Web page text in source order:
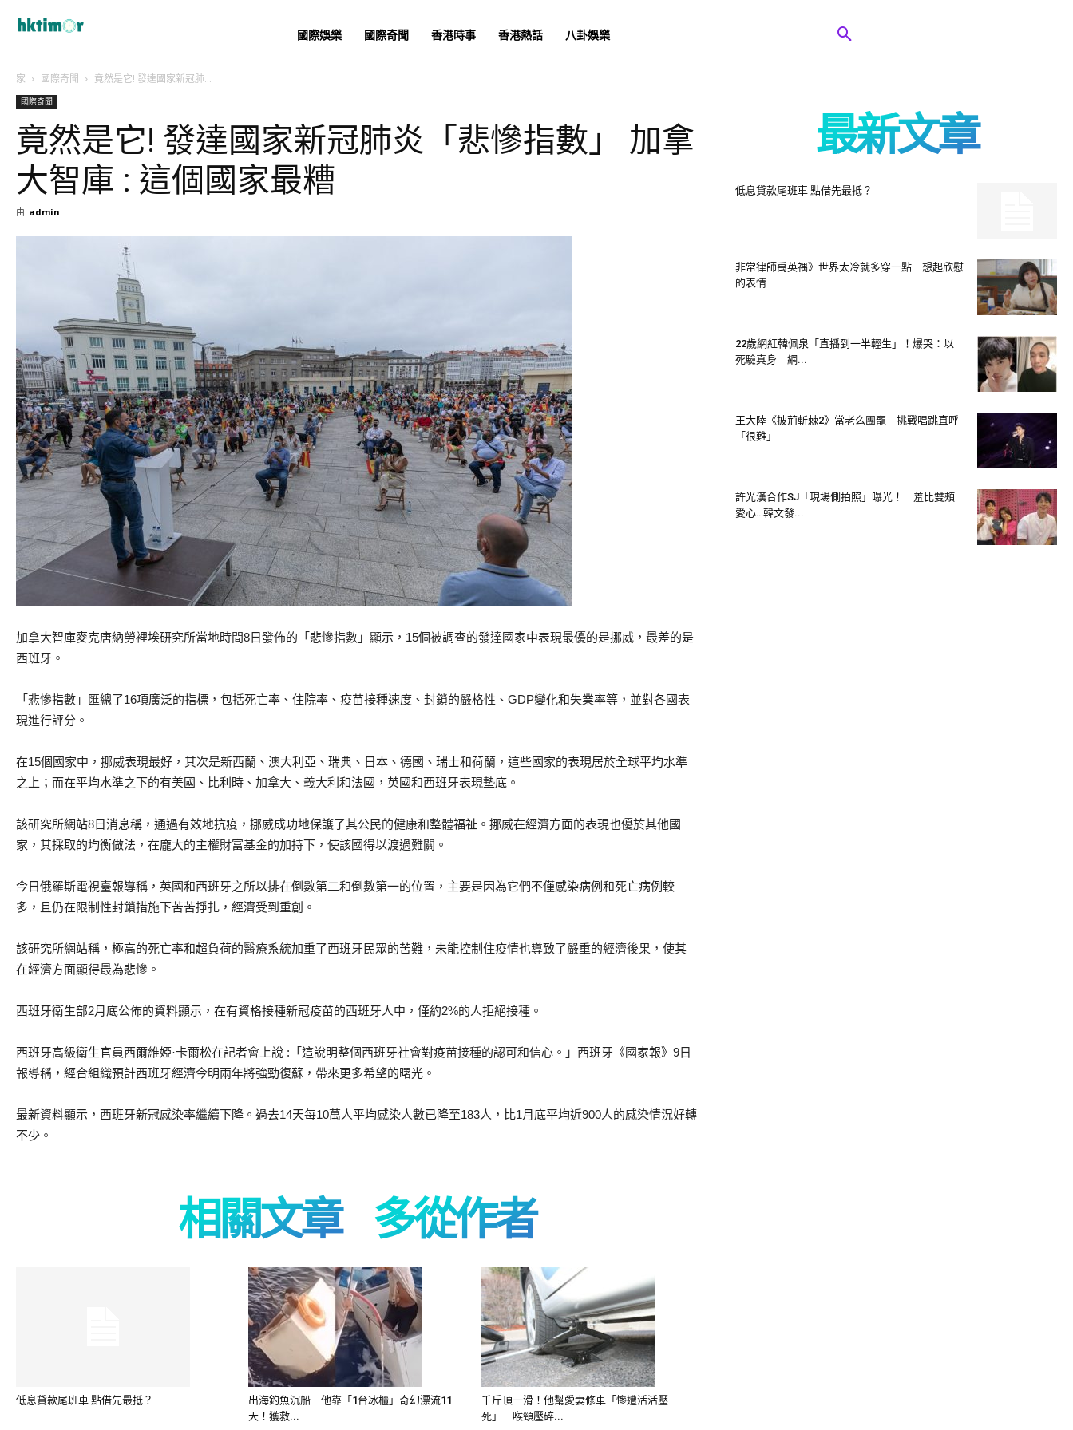
國際娛樂 國際奇聞 香港時事 香港熱話 八卦娛樂
家 國際奇聞 竟然是它! 發達國家新冠肺...
國際奇聞
竟然是它! 發達國家新冠肺炎「悲慘指數」 加拿
大智庫 : 這個國家最糟
由 admin
加拿大智庫麥克唐納勞裡埃研究所當地時間8日發佈的「悲慘指數」顯示，15個被調查的發達國家中表現最優的是挪威，最差的是
西班牙。
「悲慘指數」匯總了16項廣泛的指標，包括死亡率、住院率、疫苗接種速度、封鎖的嚴格性、GDP變化和失業率等，並對各國表
現進行評分。
在15個國家中，挪威表現最好，其次是新西蘭、澳大利亞、瑞典、日本、德國、瑞士和荷蘭，這些國家的表現居於全球平均水準
之上；而在平均水準之下的有美國、比利時、加拿大、義大利和法國，英國和西班牙表現墊底。
該研究所網站8日消息稱，通過有效地抗疫，挪威成功地保護了其公民的健康和整體福祉。挪威在經濟方面的表現也優於其他國
家，其採取的均衡做法，在龐大的主權財富基金的加持下，使該國得以渡過難關。
今日俄羅斯電視臺報導稱，英國和西班牙之所以排在倒數第二和倒數第一的位置，主要是因為它們不僅感染病例和死亡病例較
多，且仍在限制性封鎖措施下苦苦掙扎，經濟受到重創。
該研究所網站稱，極高的死亡率和超負荷的醫療系統加重了西班牙民眾的苦難，未能控制住疫情也導致了嚴重的經濟後果，使其
在經濟方面顯得最為悲慘。
西班牙衛生部2月底公佈的資料顯示，在有資格接種新冠疫苗的西班牙人中，僅約2%的人拒絕接種。
西班牙高級衛生官員西爾維婭·卡爾松在記者會上說 :「這說明整個西班牙社會對疫苗接種的認可和信心。」西班牙《國家報》9日
報導稱，經合組織預計西班牙經濟今明兩年將強勁復蘇，帶來更多希望的曙光。
最新資料顯示，西班牙新冠感染率繼續下降。過去14天每10萬人平均感染人數已降至183人，比1月底平均近900人的感染情況好轉
不少。
相關文章 多從作者
低息貸款尾班車 點借先最抵？
出海釣魚沉船 他靠「1台冰櫃」奇幻漂流11
天！獲救...
千斤頂一滑！他幫愛妻修車「慘遭活活壓
死」 喉頸壓碎...
最新文章
低息貸款尾班車 點借先最抵？
非常律師禹英禑》世界太冷就多穿一點 想起欣慰
的表情
22歲網紅韓佩泉「直播到一半輕生」！爆哭：以
死驗真身 網...
王大陸《披荊斬棘2》當老么團寵 挑戰唱跳直呼
「很難」
許光漢合作SJ「現場側拍照」曝光！ 羞比雙頰
愛心…韓文發...